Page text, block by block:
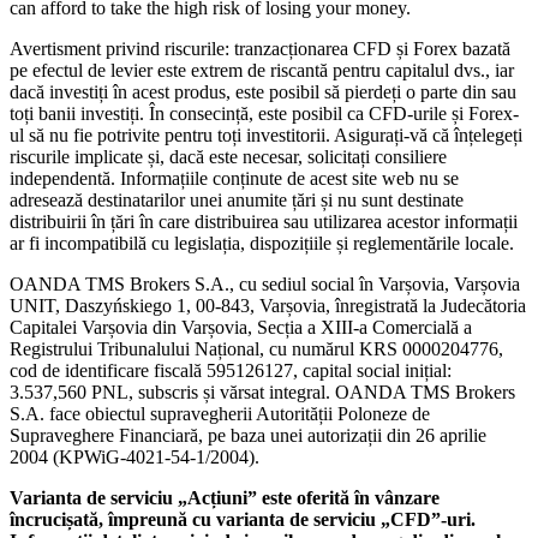
can afford to take the high risk of losing your money.
Avertisment privind riscurile: tranzacționarea CFD și Forex bazată
pe efectul de levier este extrem de riscantă pentru capitalul dvs., iar
dacă investiți în acest produs, este posibil să pierdeți o parte din sau
toți banii investiți. În consecință, este posibil ca CFD-urile și Forex-
ul să nu fie potrivite pentru toți investitorii. Asigurați-vă că înțelegeți
riscurile implicate și, dacă este necesar, solicitați consiliere
independentă. Informațiile conținute de acest site web nu se
adresează destinatarilor unei anumite țări și nu sunt destinate
distribuirii în țări în care distribuirea sau utilizarea acestor informații
ar fi incompatibilă cu legislația, dispozițiile și reglementările locale.
OANDA TMS Brokers S.A., cu sediul social în Varșovia, Varșovia
UNIT, Daszyńskiego 1, 00-843, Varșovia, înregistrată la Judecătoria
Capitalei Varșovia din Varșovia, Secția a XIII-a Comercială a
Registrului Tribunalului Național, cu numărul KRS 0000204776,
cod de identificare fiscală 595126127, capital social inițial:
3.537,560 PNL, subscris și vărsat integral. OANDA TMS Brokers
S.A. face obiectul supravegherii Autorității Poloneze de
Supraveghere Financiară, pe baza unei autorizații din 26 aprilie
2004 (KPWiG-4021-54-1/2004).
Varianta de serviciu „Acțiuni” este oferită în vânzare
încrucișată, împreună cu varianta de serviciu „CFD”-uri.